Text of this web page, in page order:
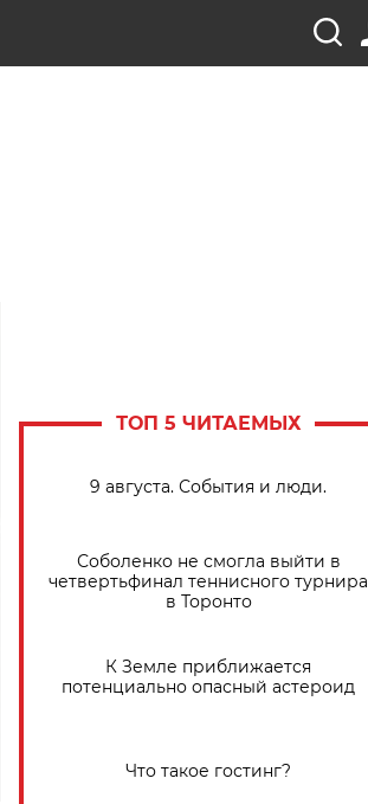
ТОП 5 ЧИТАЕМЫХ
9 августа. События и люди.
Соболенко не смогла выйти в
четвертьфинал теннисного турнира
в Торонто
К Земле приближается
потенциально опасный астероид
Что такое гостинг?